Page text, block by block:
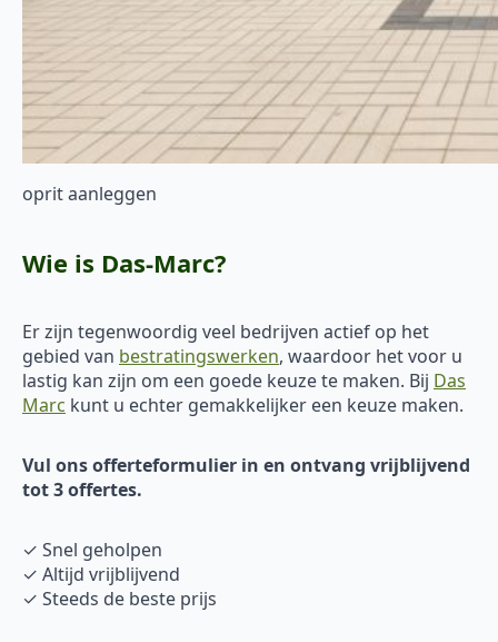
oprit aanleggen
Wie is Das-Marc?
Er zijn tegenwoordig veel bedrijven actief op het
gebied van bestratingswerken, waardoor het voor u
lastig kan zijn om een goede keuze te maken. Bij Das
Marc kunt u echter gemakkelijker een keuze maken.
Vul ons offerteformulier in en ontvang vrijblijvend
tot 3 offertes.
✓ Snel geholpen
✓ Altijd vrijblijvend
✓ Steeds de beste prijs